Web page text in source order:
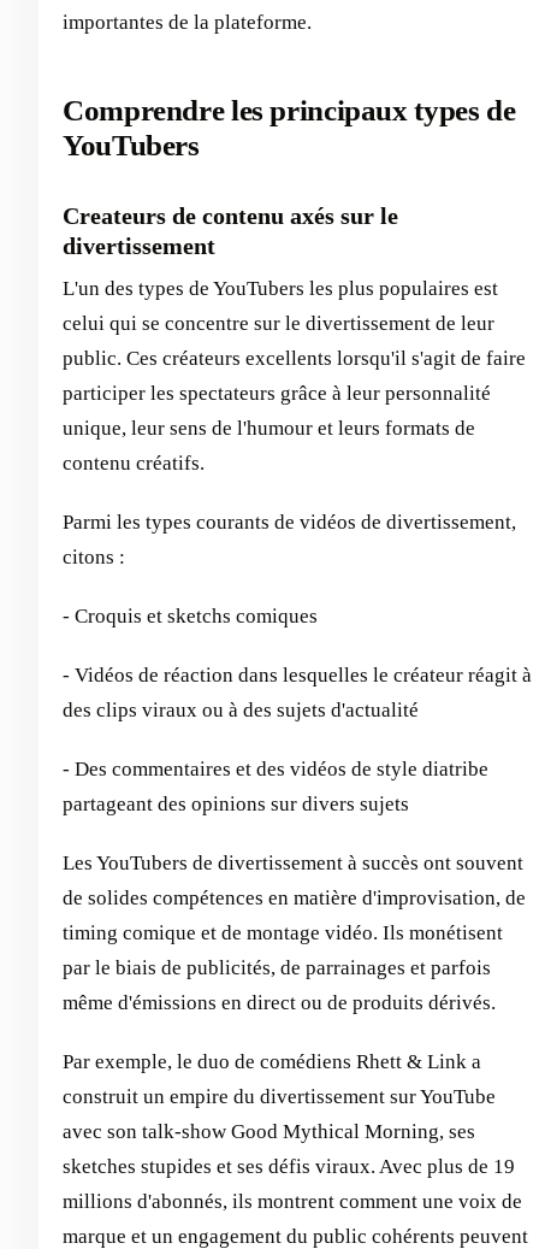
importantes de la plateforme.
Comprendre les principaux types de
YouTubers
Createurs de contenu axés sur le
divertissement
L'un des types de YouTubers les plus populaires est
celui qui se concentre sur le divertissement de leur
public. Ces créateurs excellents lorsqu'il s'agit de faire
participer les spectateurs grâce à leur personnalité
unique, leur sens de l'humour et leurs formats de
contenu créatifs.
Parmi les types courants de vidéos de divertissement,
citons :
- Croquis et sketchs comiques
- Vidéos de réaction dans lesquelles le créateur réagit à
des clips viraux ou à des sujets d'actualité
- Des commentaires et des vidéos de style diatribe
partageant des opinions sur divers sujets
Les YouTubers de divertissement à succès ont souvent
de solides compétences en matière d'improvisation, de
timing comique et de montage vidéo. Ils monétisent
par le biais de publicités, de parrainages et parfois
même d'émissions en direct ou de produits dérivés.
Par exemple, le duo de comédiens Rhett & Link a
construit un empire du divertissement sur YouTube
avec son talk-show Good Mythical Morning, ses
sketches stupides et ses défis viraux. Avec plus de 19
millions d'abonnés, ils montrent comment une voix de
marque et un engagement du public cohérents peuvent